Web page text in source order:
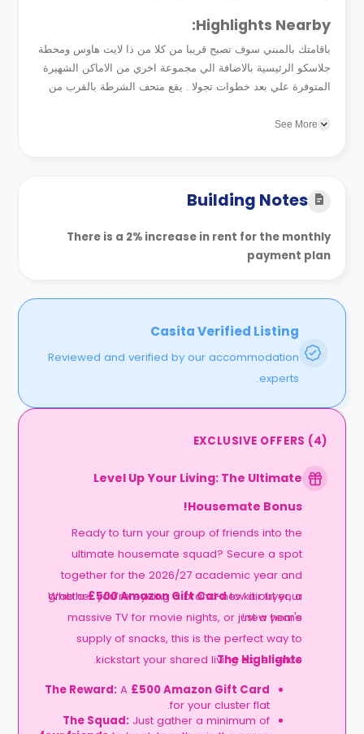
Highlights Nearby:
باقامتك بالمبني سوف تصبح قريبا من كلا من ذا لايت هاوس ومحطة
جلاسكو الرئيسية بالاضافة الي مجموعة اخري من الاماكن الشهيرة
المتوفرة علي بعد خطوات تجولا . يقع متحف الشرطة بالقرب من
See More
Building Notes
There is a 2% increase in rent for the monthly
payment plan
Casita Verified Listing
Reviewed and verified by our accommodation
experts.
EXCLUSIVE OFFERS (4)
Level Up Your Living: The Ultimate
Housemate Bonus!
Ready to turn your group of friends into the
ultimate housemate squad? Secure a spot
together for the 2026/27 academic year and
grab a£500 Amazon Gift Cardto kit out your
new home!
Whether you’re eyeing a brand-new air fryer, a
massive TV for movie nights, or just a year's
supply of snacks, this is the perfect way to
kickstart your shared living experience.
The Highlights
The Reward: A £500 Amazon Gift Card
for your cluster flat.
The Squad: Just gather a minimum of